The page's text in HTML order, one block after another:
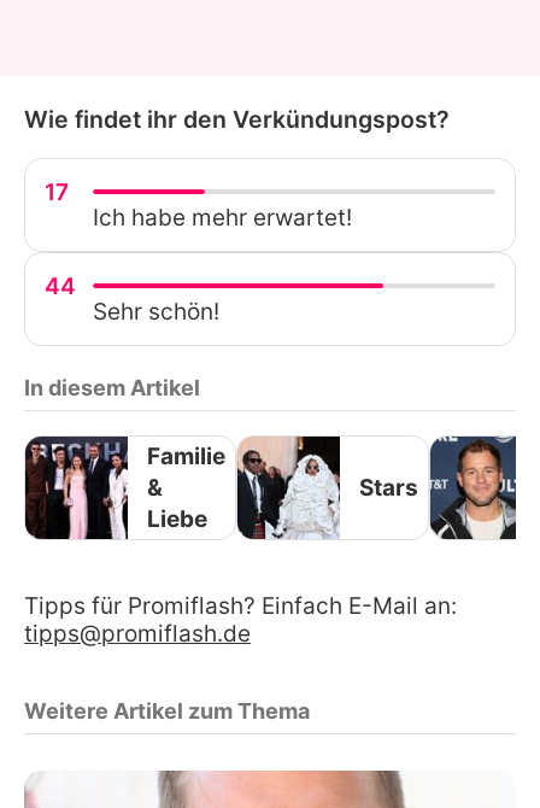
Wie findet ihr den Verkündungspost?
17
Ich habe mehr erwartet!
44
Sehr schön!
In diesem Artikel
Familie
&
Liebe
Stars
Tipps für Promiflash? Einfach E-Mail an:
tipps@promiflash.de
Weitere Artikel zum Thema